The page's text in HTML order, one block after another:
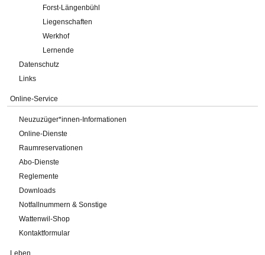
Forst-Längenbühl
Liegenschaften
Werkhof
Lernende
Datenschutz
Links
Online-Service
Neuzuzüger*innen-Informationen
Online-Dienste
Raumreservationen
Abo-Dienste
Reglemente
Downloads
Notfallnummern & Sonstige
Wattenwil-Shop
Kontaktformular
Leben